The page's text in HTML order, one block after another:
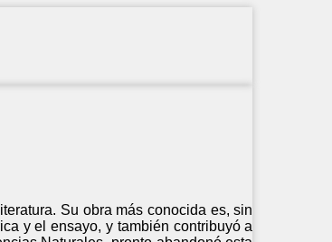
Su obra más conocida es, sin
y el ensayo, y también contribuyó a